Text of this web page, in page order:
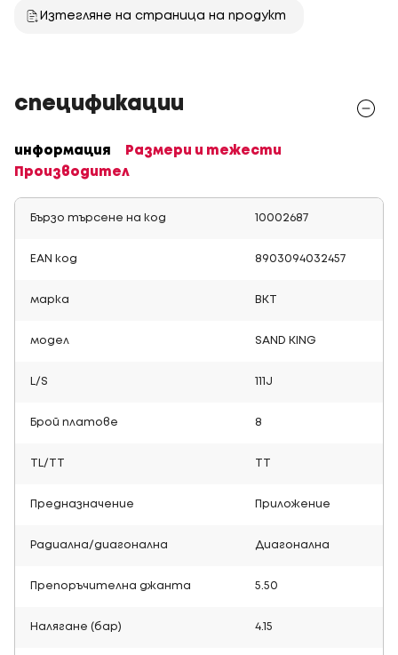
Изтегляне на страница на продукт
спецификации
информация
Размери и тежести
Производител
Бързо търсене на код 10002687
EAN код 8903094032457
марка BKT
модел SAND KING
L/S 111J
Брой платове 8
TL/TT
Предназначение Приложение
Радиална/диагонална Диагонална
Препоръчителна джанта 5.50
Налягане (бар) 4.15